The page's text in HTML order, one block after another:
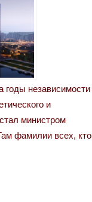
годы независимости
и
министром
фамилии всех, кто